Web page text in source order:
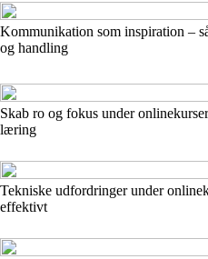
Kommunikation som inspiration –
og handling
Skab ro og fokus under
læring
Tekniske udfordringer under
effektivt